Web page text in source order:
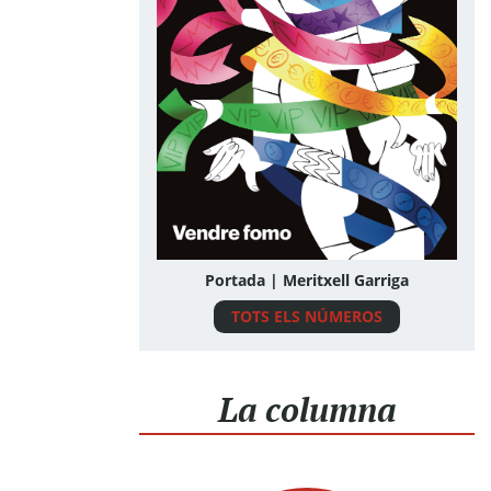
Portada | Meritxell Garriga
TOTS ELS NÚMEROS
La columna